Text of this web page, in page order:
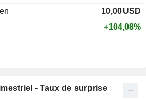
10,00USD
+104,08%
- Taux de surprise